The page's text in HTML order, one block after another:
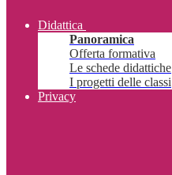
Didattica
Panoramica
Offerta formativa
Le schede didattiche
I progetti delle classi
Privacy